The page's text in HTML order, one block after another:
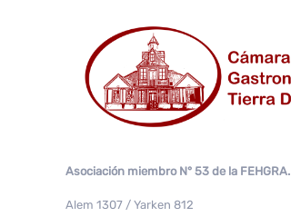
Asociación miembro N° 53 de la FEHGRA.
Alem 1307 / Yarken 812